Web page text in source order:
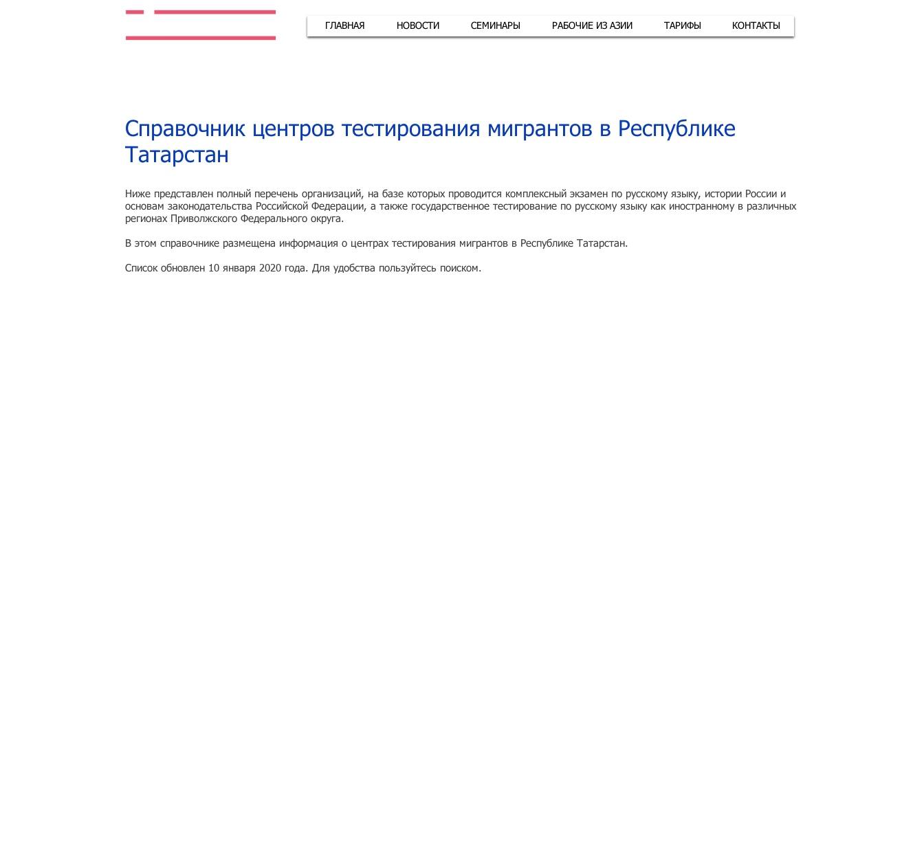
ГЛАВНАЯ НОВОСТИ СЕМИНАРЫ РАБОЧИЕ ИЗ АЗИИ ТАРИФЫ КОНТАКТЫ
Справочник центров тестирования мигрантов в Республике
Татарстан
Ниже представлен полный перечень организаций, на базе которых проводится комплексный экзамен по русскому языку, истории России и
основам законодательства Российской Федерации, а также государственное тестирование по русскому языку как иностранному в различных
регионах Приволжского Федерального округа.
В этом справочнике размещена информация о центрах тестирования мигрантов в Республике Татарстан.
Список обновлен 10 января 2020 года. Для удобства пользуйтесь поиском.